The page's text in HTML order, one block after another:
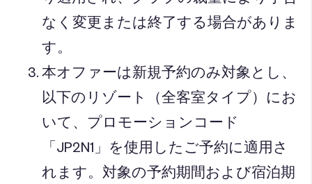
なく変更または終了する場合がありま
す。
本オファーは新規予約のみ対象とし、
以下のリゾート（全客室タイプ）にお
いて、プロモーションコード
「JP2N1」を使用したご予約に適用さ
れます。対象の予約期間および宿泊期